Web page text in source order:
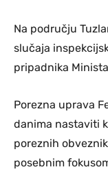
Na području
slučaja
pripadnika
Porezna uprava
danima nastaviti
poreznih
posebnim